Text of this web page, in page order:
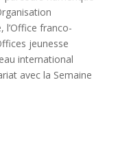
l’Office franco-
jeunesse
international
avec la Semaine